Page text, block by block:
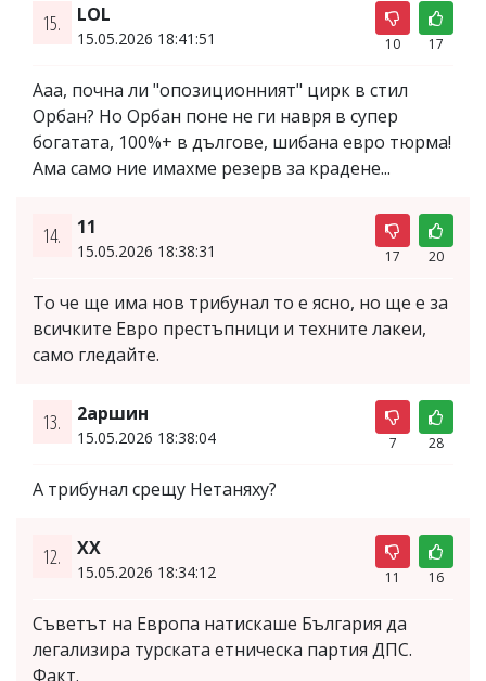
15. LOL
15.05.2026 18:41:51 10 17
Ааа, почна ли "опозиционният" цирк в стил
Орбан? Но Орбан поне не ги навря в супер
богатата, 100%+ в дългове, шибана евро тюрма!
Ама само ние имахме резерв за крадене...
14. 11
15.05.2026 18:38:31 17 20
То че ще има нов трибунал то е ясно, но ще е за
всичките Евро престъпници и техните лакеи,
само гледайте.
13. 2аршин
15.05.2026 18:38:04 7 28
А трибунал срещу Нетаняху?
12. XX
15.05.2026 18:34:12 11 16
Съветът на Европа натискаше България да
легализира турската етническа партия ДПС.
Факт.